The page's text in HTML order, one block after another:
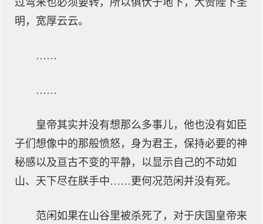
过弯来也必须要转，所以俱伏于地下，大赞陛下圣
明，宽厚云云。
……
……
皇帝其实并没有想那么多事儿，他也没有如臣
子们想像中的那般愤怒，身为君王，保持必要的神
秘感以及亘古不变的平静，以显示自己的不动如
山、天下尽在朕手中……更何况范闲并没有死。
范闲如果在山谷里被杀死了，对于庆国皇帝来